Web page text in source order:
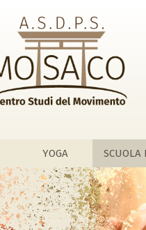
YOGA SCUOLA